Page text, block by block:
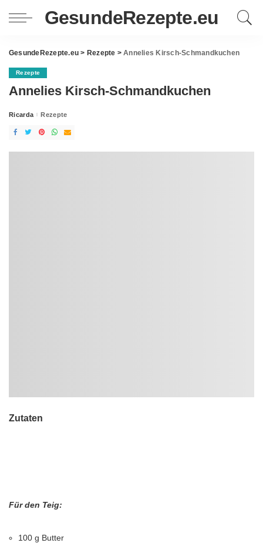
GesundeRezepte.eu
GesundeRezepte.eu > Rezepte >Annelies Kirsch-Schmandkuchen
Rezepte
Annelies Kirsch-Schmandkuchen
Posted
Ricarda Rezepte
Zutaten
Für den Teig:
100 g Butter